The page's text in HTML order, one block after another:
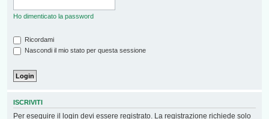
Ho dimenticato la password
Ricordami
Nascondi il mio stato per questa sessione
ISCRIVITI
Per eseguire il login devi essere registrato. La registrazione richiede solo